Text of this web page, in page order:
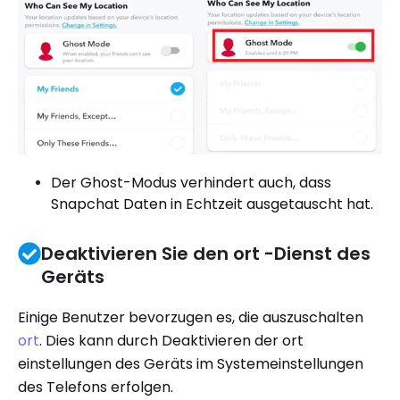
Der Ghost-Modus verhindert auch, dass
Snapchat Daten in Echtzeit ausgetauscht hat.
Deaktivieren Sie den ort -Dienst des
Geräts
Einige Benutzer bevorzugen es, die auszuschalten
ort. Dies kann durch Deaktivieren der ort
einstellungen des Geräts im Systemeinstellungen
des Telefons erfolgen.